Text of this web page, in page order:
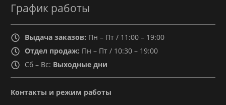
График работы
Выдача заказов: Пн – Пт / 11:00 – 19:00
Отдел продаж: Пн – Пт / 10:30 – 19:00
Сб – Вс: Выходные дни
Контакты и режим работы